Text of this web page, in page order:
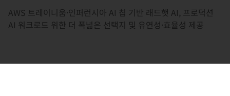
AWS 트레이니움·인퍼런시아 AI 칩 기반 래드햇 AI, 프로덕션
AI 워크로드 위한 더 폭넓은 선택지 및 유연성·효율성 제공